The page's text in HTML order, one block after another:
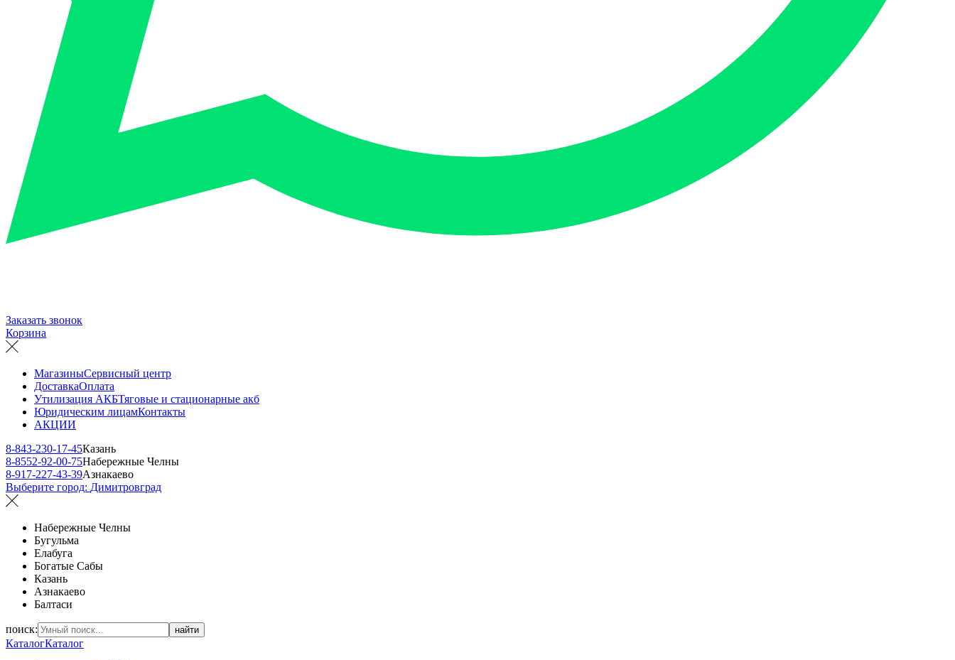
Заказать звонок
Корзина
МагазиныСервисный центр
ДоставкаОплата
Утилизация АКБТяговые и стационарные акб
Юридическим лицамКонтакты
АКЦИИ
8-843-230-17-45Казань
8-8552-92-00-75Набережные Челны
8-917-227-43-39Азнакаево
Выберите город: Димитровград
Набережные Челны
Бугульма
Елабуга
Богатые Сабы
Казань
Азнакаево
Балтаси
поиск: найти
КаталогКаталог